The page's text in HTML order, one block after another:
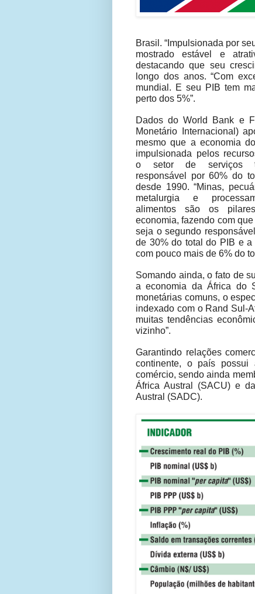
Brasil. “Impulsionada por
mostrado estável e
destacando que seu
longo dos anos. “Com
mundial. E seu PIB tem
perto dos 5%”.
Dados do World Bank e
Monetário Internacional)
mesmo que a economia
impulsionada pelos
o setor de serviços
responsável por 60% do
desde 1990. “Minas,
metalurgia e
alimentos são os
economia, fazendo com
seja o segundo
de 30% do total do PIB e a
com pouco mais de 6% do
Somando ainda, o fato de
a economia da África do
monetárias comuns, o
indexado com o Rand Sul-
muitas tendências
vizinho”.
Garantindo relações
continente, o país possui
comércio, sendo ainda
África Austral (SACU) e
Austral (SADC).